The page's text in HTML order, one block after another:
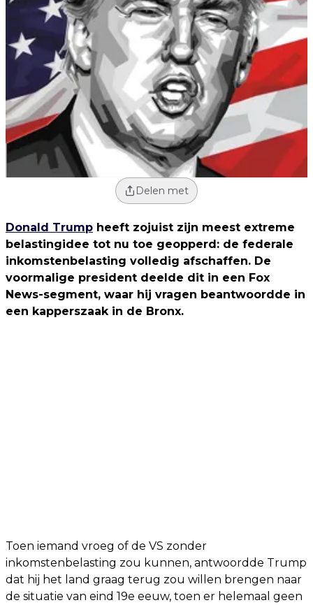
Delen met
Donald Trump heeft zojuist zijn meest extreme
belastingidee tot nu toe geopperd: de federale
inkomstenbelasting volledig afschaffen. De
voormalige president deelde dit in een Fox
News-segment, waar hij vragen beantwoordde in
een kapperszaak in de Bronx.
Toen iemand vroeg of de VS zonder
inkomstenbelasting zou kunnen, antwoordde Trump
dat hij het land graag terug zou willen brengen naar
de situatie van eind 19e eeuw, toen er helemaal geen